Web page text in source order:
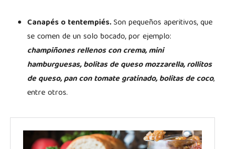
Canapés o tentempiés.Son pequeños aperitivos, que
se comen de un solo bocado, por ejemplo:
champiñones rellenos con crema, mini
hamburguesas, bolitas de queso mozzarella, rollitos
de queso, pan con tomate gratinado, bolitas de coco,
entre otros.